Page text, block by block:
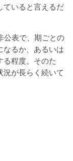
ていると言えるだ
公表で、期ごとの
なるか、あるいは
る程度。そのた
況が長らく続いて